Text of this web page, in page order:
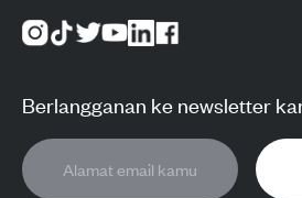
Berlangganan ke newsletter